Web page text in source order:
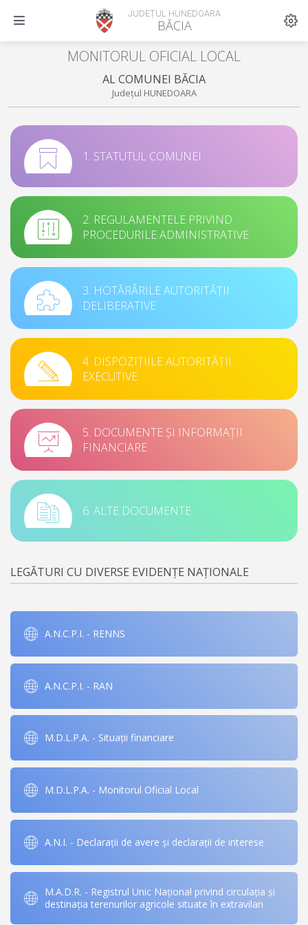
JUDEȚUL HUNEDOARA
BĂCIA
MONITORUL OFICIAL LOCAL
AL COMUNEI BĂCIA
Județul HUNEDOARA
1. STATUTUL COMUNEI
2. REGULAMENTELE PRIVIND
PROCEDURILE ADMINISTRATIVE
3. HOTĂRÂRILE AUTORITĂȚII
DELIBERATIVE
4. DISPOZIȚIILE AUTORITĂȚII
EXECUTIVE
5. DOCUMENTE ȘI INFORMAȚII
FINANCIARE
6. ALTE DOCUMENTE
LEGĂTURI CU DIVERSE EVIDENȚE NAȚIONALE
A.N.C.P.I. - RENNS
A.N.C.P.I. - RAN
M.D.L.P.A. - Situații financiare
M.D.L.P.A. - Monitorul Oficial Local
A.N.I. - Declarații de avere și declarații de interese
M.A.D.R. - Registrul Unic Național privind circulația și
destinația terenurilor agricole situate în extravilan